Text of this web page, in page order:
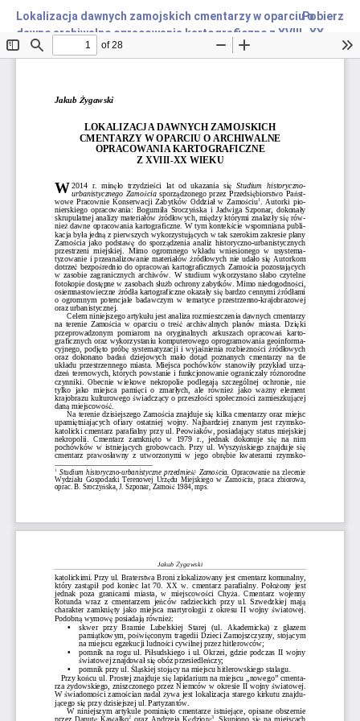
Lokalizacja dawnych zamojskich cmentarzy w oparciu o
dawne archiwalne opracowania kartograficzne z XVIII–XX
wieku
Pobierz